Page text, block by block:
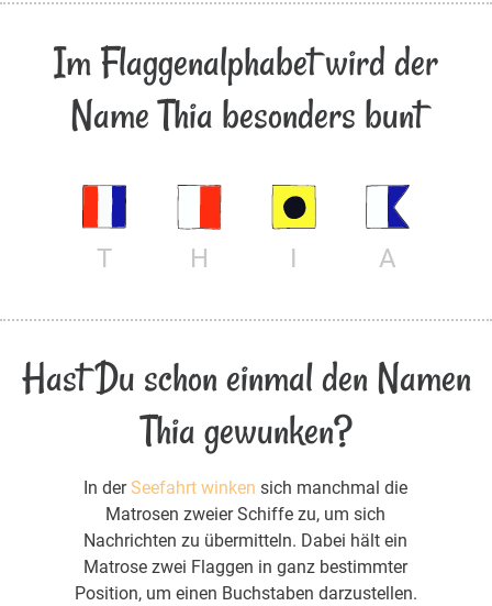
Im Flaggenalphabet wird der
Name Thia besonders bunt
T H I A
Hast Du schon einmal den Namen
Thia gewunken?
In derSeefahrt winken sich manchmal die
Matrosen zweier Schiffe zu, um sich
Nachrichten zu übermitteln. Dabei hält ein
Matrose zwei Flaggen in ganz bestimmter
Position, um einen Buchstaben darzustellen.